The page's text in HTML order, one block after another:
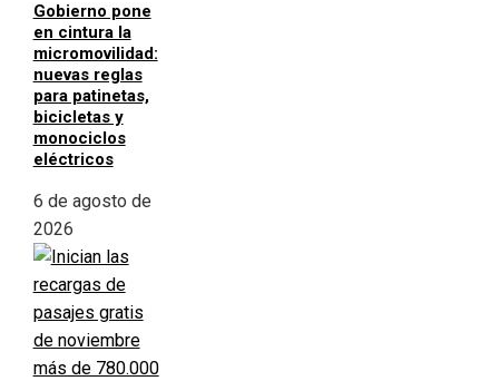
Gobierno pone
en cintura la
micromovilidad:
nuevas reglas
para patinetas,
bicicletas y
monociclos
eléctricos
6 de agosto de
2026